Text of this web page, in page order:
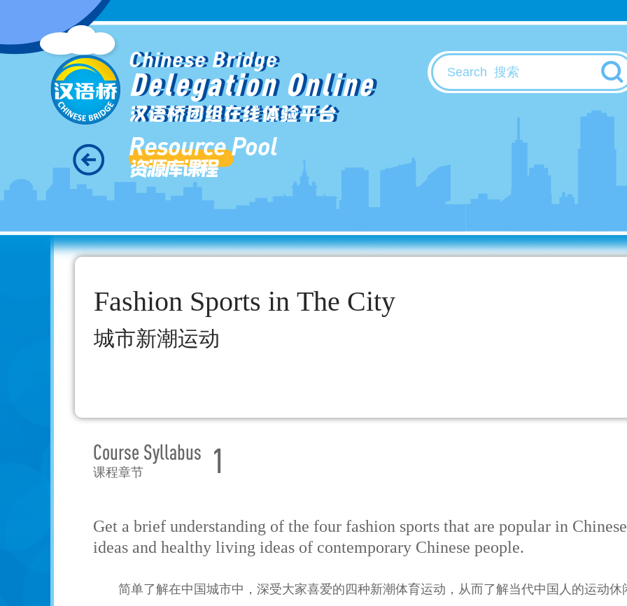
Chinese Bridge
Delegation Online
汉语桥团组在线体验平台
Resource Pool
资源库课程
Fashion Sports in The City
城市新潮运动
Course Syllabus
课程章节 1
Get a brief understanding of the four fashion sports that are popular in
ideas and healthy living ideas of contemporary Chinese people.
简单了解在中国城市中，深受大家喜爱的四种新潮体育运动，从而了解当代中国人的运动